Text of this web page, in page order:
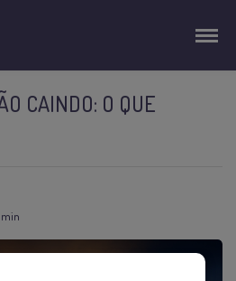
CAINDO: O QUE
min